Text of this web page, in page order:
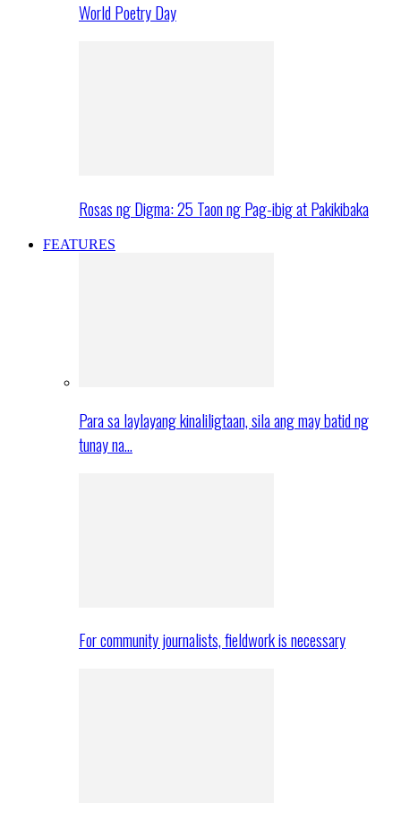
World Poetry Day
Rosas ng Digma: 25 Taon ng Pag-ibig at Pakikibaka
FEATURES
Para sa laylayang kinaliligtaan, sila ang may batid ng
tunay na…
For community journalists, fieldwork is necessary